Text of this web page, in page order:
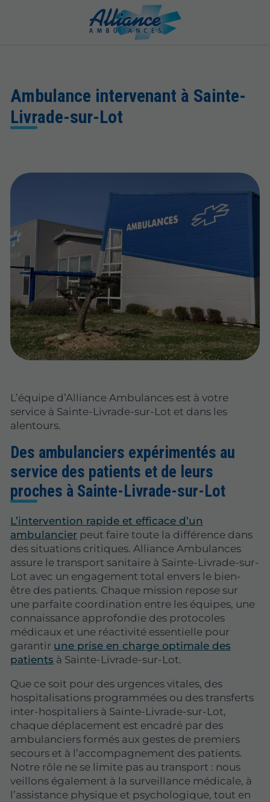
Ambulance intervenant à Sainte-
Livrade-sur-Lot
L’équipe d’Alliance Ambulances est à votre
service à Sainte-Livrade-sur-Lot et dans les
alentours.
Des ambulanciers expérimentés au
service des patients et de leurs
proches à Sainte-Livrade-sur-Lot
L’intervention rapide et efficace d’un
ambulancier peut faire toute la différence dans
des situations critiques. Alliance Ambulances
assure le transport sanitaire à Sainte-Livrade-sur-
Lot avec un engagement total envers le bien-
être des patients. Chaque mission repose sur
une parfaite coordination entre les équipes, une
connaissance approfondie des protocoles
médicaux et une réactivité essentielle pour
garantir une prise en charge optimale des
patients à Sainte-Livrade-sur-Lot.
Que ce soit pour des urgences vitales, des
hospitalisations programmées ou des transferts
inter-hospitaliers à Sainte-Livrade-sur-Lot,
chaque déplacement est encadré par des
ambulanciers formés aux gestes de premiers
secours et à l’accompagnement des patients.
Notre rôle ne se limite pas au transport : nous
veillons également à la surveillance médicale, à
l’assistance physique et psychologique, tout en